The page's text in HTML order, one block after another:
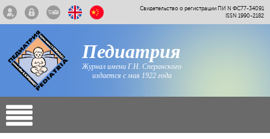
Свидетельство о регистрации ПИ N ФС77-34091
ISSN 1990-2182
Педиатрия
Журнал имени Г.Н. Сперанского
издается с мая 1922 года